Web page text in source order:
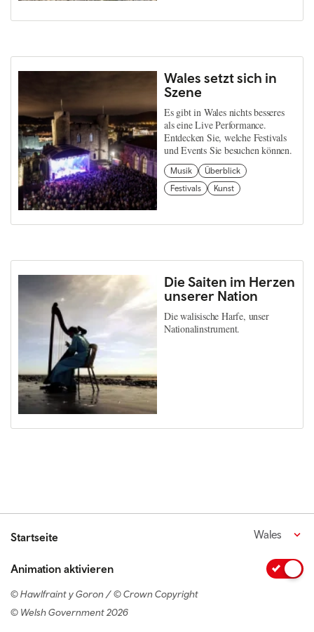
Wales setzt sich in
Szene
Es gibt in Wales nichts besseres
als eine Live Performance.
Entdecken Sie, welche Festivals
und Events Sie besuchen können.
Musik
Überblick
Festivals
Kunst
Die Saiten im Herzen
unserer Nation
Die walisische Harfe, unser
Nationalinstrument.
Startseite Wales
Animation aktivieren
© Hawlfraint y Goron / © Crown Copyright
© Welsh Government 2026